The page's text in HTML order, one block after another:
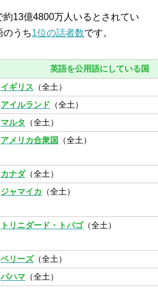
13億4800万人いるとされてい
のうち1位の話者数です。
英語を公用語にしている国
イギリス （全土）
アイルランド （全土）
マルタ
（全土）
アメリカ合衆国 （全土）
カナダ（全土）
ジャマイカ （全土）
トリニダード・トバゴ（全土）
ベリーズ（全土）
バハマ （全土）